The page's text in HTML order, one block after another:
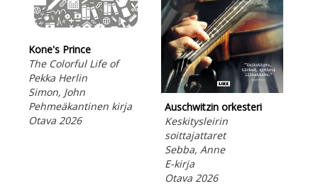
Kone's Prince
The Colorful Life of
Pekka Herlin
Simon, John
Pehmeäkantinen kirja
Otava 2026
Auschwitzin orkesteri
Keskitysleirin
soittajattaret
Sebba, Anne
E-kirja
Otava 2026